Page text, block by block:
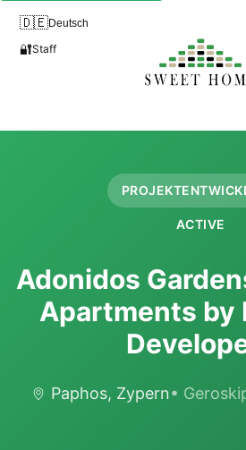
🇩🇪Deutsch
🔐Staff
ACTIVE
Adonidos
Apartments by
Paphos, Zypern•